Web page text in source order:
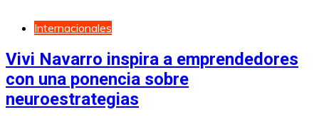
Internacionales
Vivi Navarro inspira a emprendedores
con una ponencia sobre
neuroestrategias